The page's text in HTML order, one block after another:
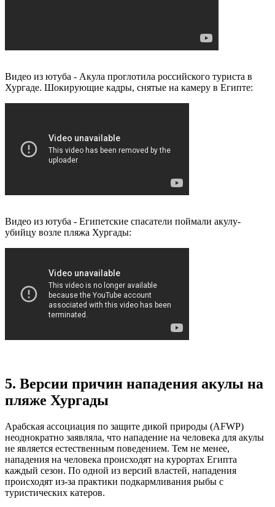
Видео из ютуба - Акула проглотила российского туриста в
Хургаде. Шокирующие кадры, снятые на камеру в Египте:
Видео из ютуба - Египетские спасатели поймали акулу-
убийцу возле пляжа Хургады:
5. Версии причин нападения акулы на
пляже Хургады
Арабская ассоциация по защите дикой природы (AFWP)
неоднократно заявляла, что нападение на человека для акулы
не является естественным поведением. Тем не менее,
нападения на человека происходят на курортах Египта
каждый сезон. По одной из версий властей, нападения
происходят из-за практики подкармливания рыбы с
туристических катеров.